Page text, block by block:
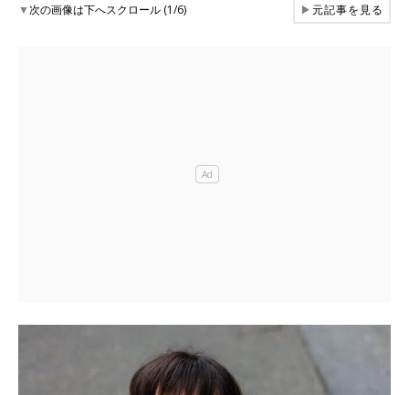
▼次の画像は下へスクロール (1/6) ▶元記事を見る